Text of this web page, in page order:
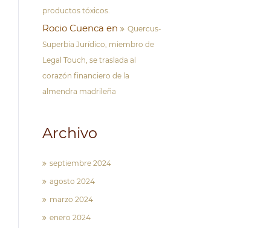
productos tóxicos.
Rocio Cuenca en
Quercus-
Superbia Jurídico, miembro de
Legal Touch, se traslada al
corazón financiero de la
almendra madrileña
Archivo
septiembre 2024
agosto 2024
marzo 2024
enero 2024